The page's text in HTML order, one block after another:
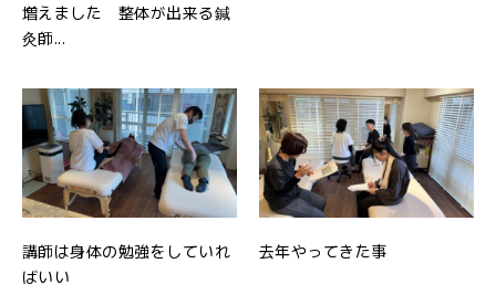
増えました 整体が出来る鍼
灸師...
講師は身体の勉強をしていれ
ばいい
去年やってきた事